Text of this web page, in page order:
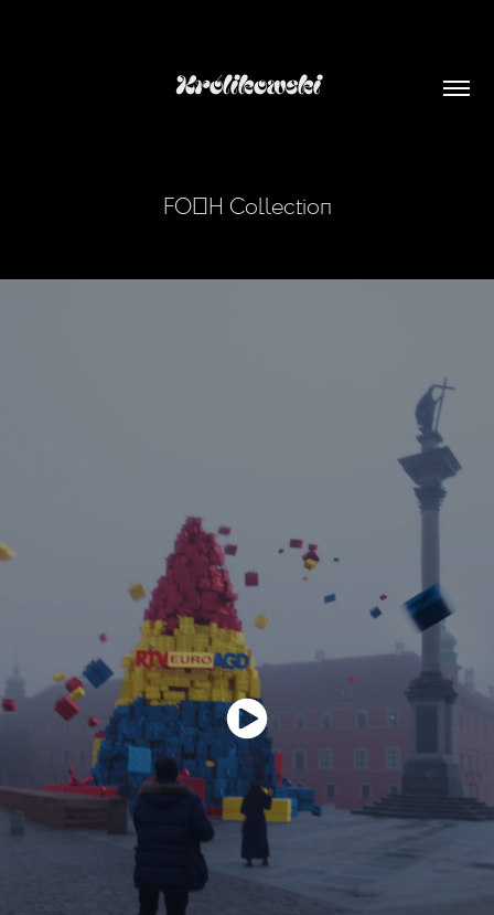
Królikowski
FOOH Collection